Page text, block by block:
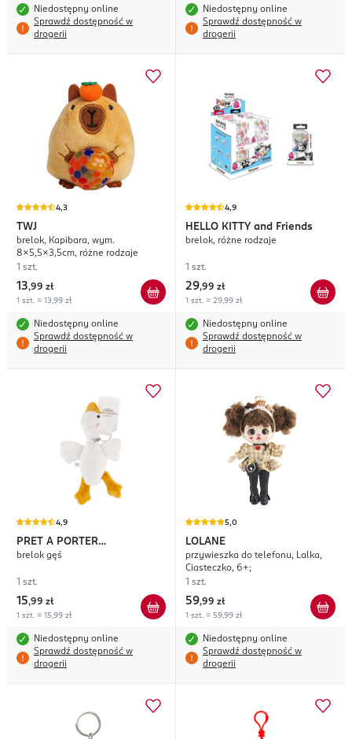
Niedostępny online
Sprawdź dostępność w
drogerii
Niedostępny online
Sprawdź dostępność w
drogerii
4,3
TWJ
brelok, Kapibara, wym.
8x5,5x3,5cm, różne rodzaje
1 szt.
13,99 zł
1 szt. = 13,99 zł
Niedostępny online
Sprawdź dostępność w
drogerii
4,9
HELLO KITTY and Friends
brelok, różne rodzaje
1 szt.
29,99 zł
1 szt. = 29,99 zł
Niedostępny online
Sprawdź dostępność w
drogerii
4,9
PRET A PORTER
ACCESSORIES
brelok gęś
1 szt.
15,99 zł
1 szt. = 15,99 zł
Niedostępny online
Sprawdź dostępność w
drogerii
5,0
LOLANE
przywieszka do telefonu, Lalka,
Ciasteczko, 6+;
1 szt.
59,99 zł
1 szt. = 59,99 zł
Niedostępny online
Sprawdź dostępność w
drogerii